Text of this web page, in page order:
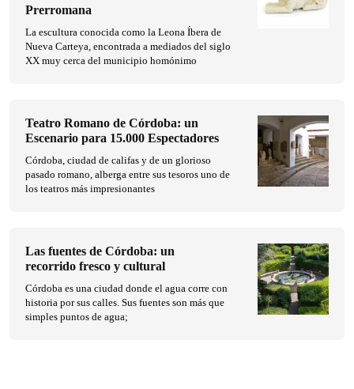
Prerromana
La escultura conocida como la Leona Íbera de
Nueva Carteya, encontrada a mediados del siglo
XX muy cerca del municipio homónimo
Teatro Romano de Córdoba: un
Escenario para 15.000 Espectadores
Córdoba, ciudad de califas y de un glorioso
pasado romano, alberga entre sus tesoros uno de
los teatros más impresionantes
Las fuentes de Córdoba: un
recorrido fresco y cultural
Córdoba es una ciudad donde el agua corre con
historia por sus calles. Sus fuentes son más que
simples puntos de agua;